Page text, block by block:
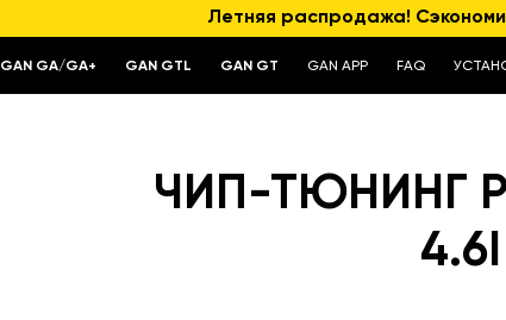
Летняя распродажа!
GAN GA/GA+ GAN GTL GAN GT GAN APP FAQ
ЧИП-ТЮНИНГ